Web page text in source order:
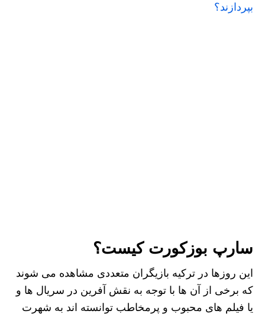
بپردازند؟
سارپ بوزکورت کیست؟
این روزها در ترکیه بازیگران متعددی مشاهده می‌ شوند
که برخی از آن ها با توجه به نقش آفرین در سریال‌ ها و
یا فیلم های محبوب و پرمخاطب توانسته اند به شهرت